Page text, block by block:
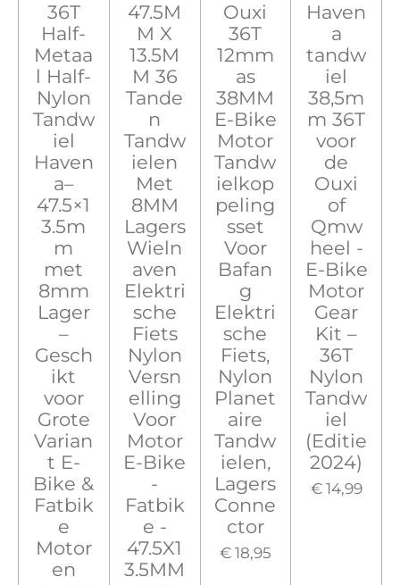
36T
Half-
Metaa
l Half-
Nylon
Tandw
iel
Haven
a–
47.5×1
3.5m
m
met
8mm
Lager
–
Gesch
ikt
voor
Grote
Varian
t E-
Bike &
Fatbik
e
Motor
en
47.5M
M X
13.5M
M 36
Tande
n
Tandw
ielen
Met
8MM
Lagers
Wieln
aven
Elektri
sche
Fiets
Nylon
Versn
elling
Voor
Motor
E-Bike
-
Fatbik
e -
47.5X1
3.5MM
Ouxi
36T
12mm
as
38MM
E-Bike
Motor
Tandw
ielkop
peling
sset
Voor
Bafan
g
Elektri
sche
Fiets,
Nylon
Planet
aire
Tandw
ielen,
Lagers
Conne
ctor
€ 18,95
Haven
a
tandw
iel
38,5m
m 36T
voor
de
Ouxi
of
Qmw
heel -
E-Bike
Motor
Gear
Kit –
36T
Nylon
Tandw
iel
(Editie
2024)
€ 14,99